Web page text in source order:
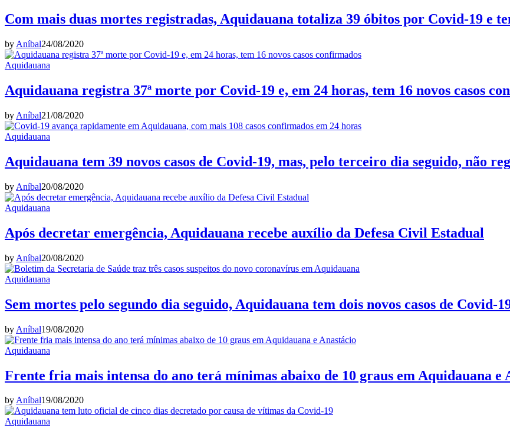
Com mais duas mortes registradas, Aquidauana totaliza 39 óbitos por Covid-19 e
by Aníbal24/08/2020
Aquidauana
Aquidauana registra 37ª morte por Covid-19 e, em 24 horas, tem 16 novos casos
by Aníbal21/08/2020
Aquidauana
Aquidauana tem 39 novos casos de Covid-19, mas, pelo terceiro dia seguido, não
by Aníbal20/08/2020
Aquidauana
Após decretar emergência, Aquidauana recebe auxílio da Defesa Civil Estadual
by Aníbal20/08/2020
Aquidauana
Sem mortes pelo segundo dia seguido, Aquidauana tem dois novos casos de Covid-
by Aníbal19/08/2020
Aquidauana
Frente fria mais intensa do ano terá mínimas abaixo de 10 graus em Aquidauana e
byAníbal19/08/2020
Aquidauana